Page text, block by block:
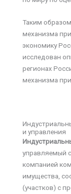
Таким
механизма
экономику
исследован
регионах
механизма
и управления
управляемый
компанией
имущества,
(участков) с